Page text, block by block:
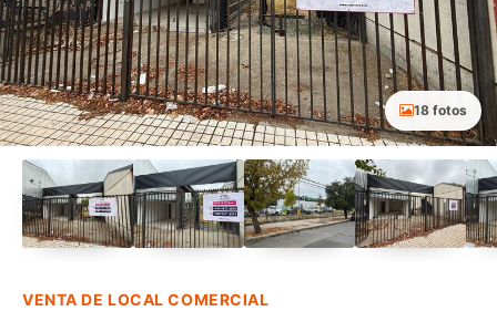
18 fotos
VENTA DE LOCAL COMERCIAL